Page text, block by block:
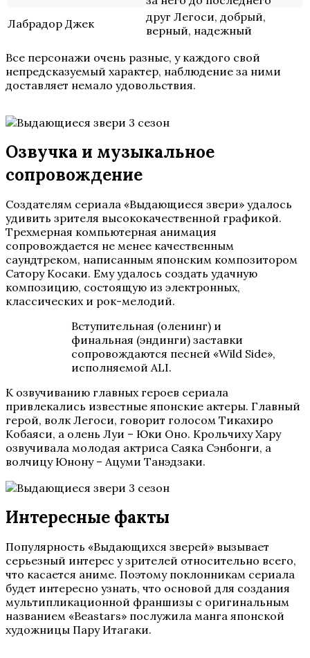
Лабрадор Джек
друг Легоси, добрый,
верный, надежный
Все персонажи очень разные, у каждого свой
непредсказуемый характер, наблюдение за ними
доставляет немало удовольствия.
Озвучка и музыкальное
сопровождение
Создателям сериала «Выдающиеся звери» удалось
удивить зрителя высококачественной графикой.
Трехмерная компьютерная анимация
сопровождается не менее качественным
саундтреком, написанным японским композитором
Сатору Косаки. Ему удалось создать удачную
композицию, состоящую из электронных,
классических и рок-мелодий.
Вступительная (оленинг) и
финальная (эндинги) заставки
сопровождаются песней «Wild Side»,
исполняемой ALI.
К озвучиванию главных героев сериала
привлекались известные японские актеры. Главный
герой, волк Легоси, говорит голосом Тикахиро
Кобаяси, а олень Луи – Юки Оно. Крольчиху Хару
озвучивала молодая актриса Саяка Сэнбонги, а
волчицу Юнону – Ацуми Танэдзаки.
Интересные факты
Популярность «Выдающихся зверей» вызывает
серьезный интерес у зрителей относительно всего,
что касается аниме. Поэтому поклонникам сериала
будет интересно узнать, что основой для создания
мультипликационной франшизы с оригинальным
названием «Beastars» послужила манга японской
художницы Пару Итагаки.